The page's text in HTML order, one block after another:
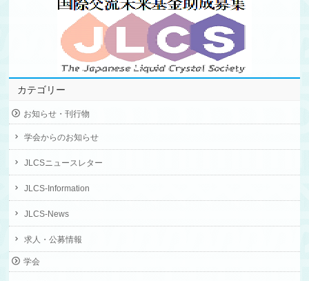
カテゴリー
お知らせ・刊行物
学会からのお知らせ
JLCSニュースレター
JLCS-Information
JLCS-News
求人・公募情報
学会